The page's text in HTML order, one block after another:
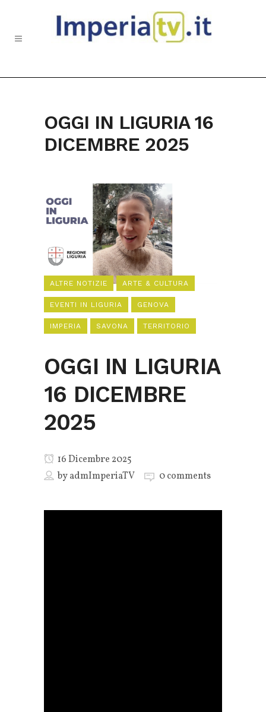
OGGI IN LIGURIA 16
DICEMBRE 2025
ALTRE NOTIZIE ARTE & CULTURA
EVENTI IN LIGURIA GENOVA
IMPERIA SAVONA TERRITORIO
OGGI IN LIGURIA
16 DICEMBRE
2025
16 Dicembre 2025
byadmImperiaTV 0 comments